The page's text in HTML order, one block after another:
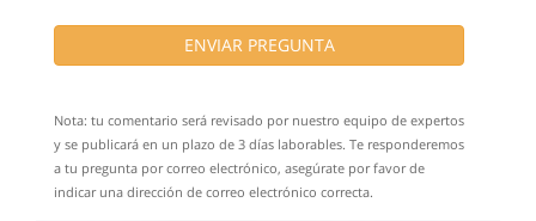
ENVIAR PREGUNTA
Nota: tu comentario será revisado por nuestro equipo de expertos
y se publicará en un plazo de 3 días laborables. Te responderemos
a tu pregunta por correo electrónico, asegúrate por favor de
indicar una dirección de correo electrónico correcta.